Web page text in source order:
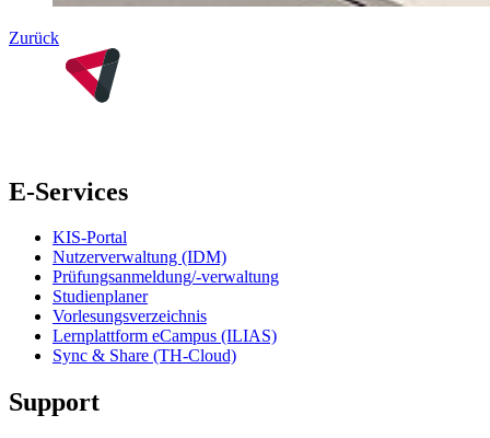
Zurück
E-Services
KIS-Portal
Nutzerverwaltung (IDM)
Prüfungsanmeldung/-verwaltung
Studienplaner
Vorlesungsverzeichnis
Lernplattform eCampus (ILIAS)
Sync & Share (TH-Cloud)
Support